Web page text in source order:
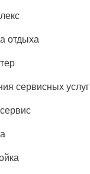
отдыха
сервисных услуг